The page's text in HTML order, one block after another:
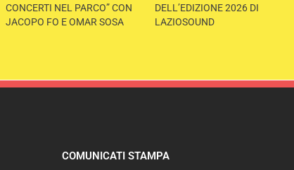
CONCERTI NEL PARCO” CON
JACOPO FO E OMAR SOSA
DELL’EDIZIONE 2026 DI
LAZIOSOUND
COMUNICATI STAMPA